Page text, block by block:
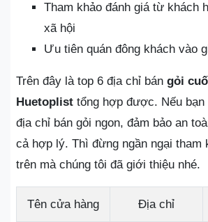
Tham khảo đánh giá từ khách
xã hội
Ưu tiên quán đông khách vào
Trên đây là top 6 địa chỉ bán gỏi
Huetoplist tổng hợp được. Nếu bạn
địa chỉ bán gỏi ngon, đảm bảo an
cả hợp lý. Thì đừng ngần ngại tham
trên mà chúng tôi đã giới thiệu nhé.
Tên cửa hàng Địa chỉ